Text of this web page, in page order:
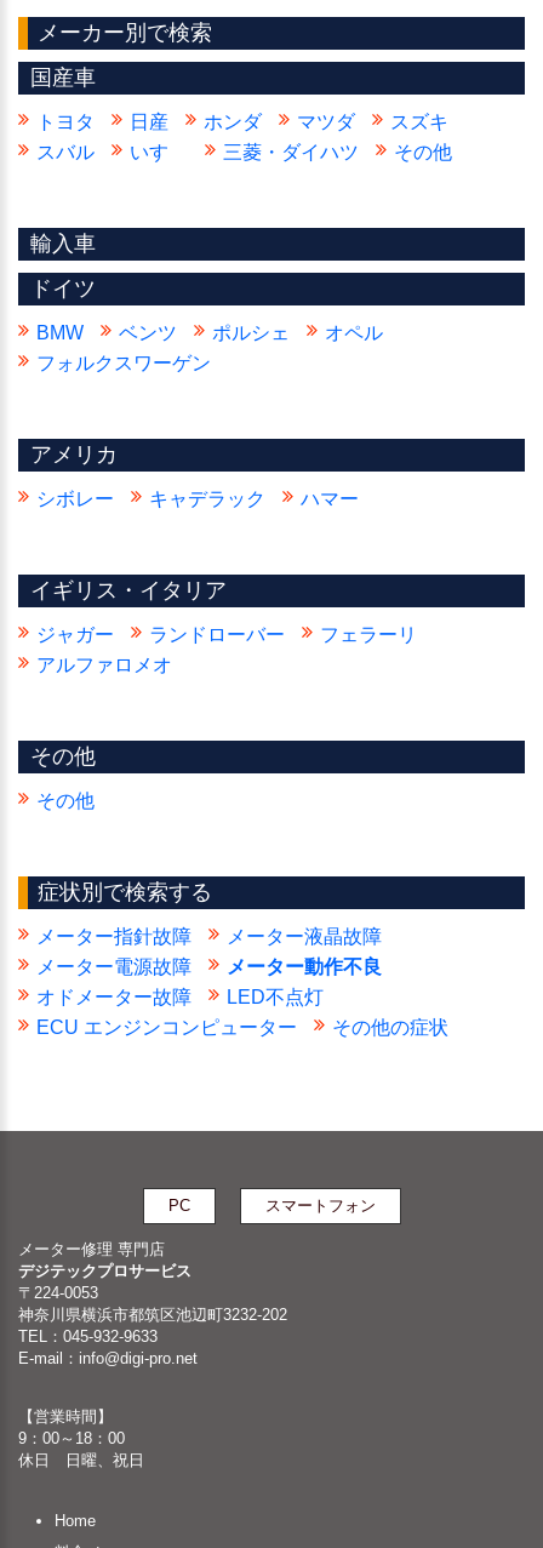
メーカー別で検索
国産車
トヨタ 日産 ホンダ マツダ
スズキ
スバル
いすゞ 三菱・ダイハツ その他
輸入車
ドイツ
BMW ベンツ ポルシェ
オペル
フォルクスワーゲン
アメリカ
シボレー キャデラック ハマー
イギリス・イタリア
ジャガー ランドローバー
フェラーリ
アルファロメオ
その他
その他
症状別で検索する
メーター指針故障
メーター液晶故障
メーター電源故障
メーター動作不良
オドメーター故障
LED不点灯
ECU エンジンコンピューター
その他の症状
PC スマートフォン
メーター修理 専門店
デジテックプロサービス
〒224-0053
神奈川県横浜市都筑区池辺町3232-202
TEL：045-932-9633
E-mail： info@digi-pro.net
【営業時間】
9：00～18：00
休日 日曜、祝日
Home